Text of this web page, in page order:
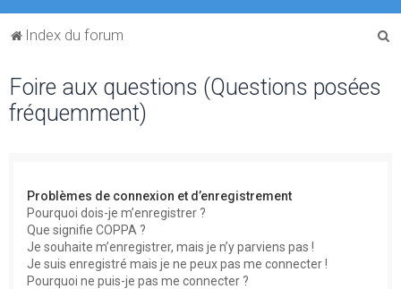
Index du forum
Foire aux questions (Questions posées
fréquemment)
Problèmes de connexion et d’enregistrement
Pourquoi dois-je m’enregistrer ?
Que signifie COPPA ?
Je souhaite m’enregistrer, mais je n’y parviens pas !
Je suis enregistré mais je ne peux pas me connecter !
Pourquoi ne puis-je pas me connecter ?